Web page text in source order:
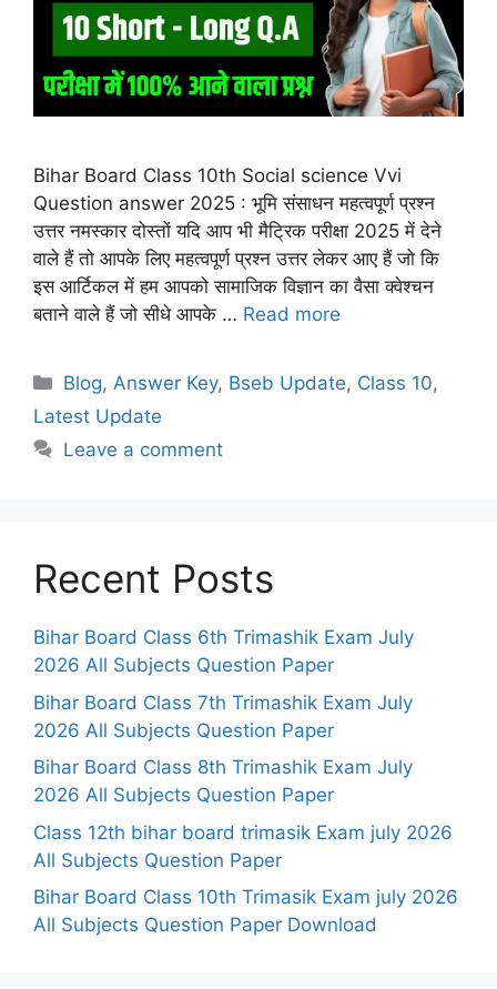
Bihar Board Class 10th Social science Vvi
Question answer 2025 : भूमि संसाधन महत्वपूर्ण प्रश्न
उत्तर नमस्कार दोस्तों यदि आप भी मैट्रिक परीक्षा 2025 में देने
वाले हैं तो आपके लिए महत्वपूर्ण प्रश्न उत्तर लेकर आए हैं जो कि
इस आर्टिकल में हम आपको सामाजिक विज्ञान का वैसा क्वेश्चन
बताने वाले हैं जो सीधे आपके … Read more
Categories
Blog,Answer Key, Bseb Update, Class 10,
Latest Update
Leave a comment
Recent Posts
Bihar Board Class 6th Trimashik Exam July
2026 All Subjects Question Paper
Bihar Board Class 7th Trimashik Exam July
2026 All Subjects Question Paper
Bihar Board Class 8th Trimashik Exam July
2026 All Subjects Question Paper
Class 12th bihar board trimasik Exam july 2026
All Subjects Question Paper
Bihar Board Class 10th Trimasik Exam july 2026
All Subjects Question Paper Download